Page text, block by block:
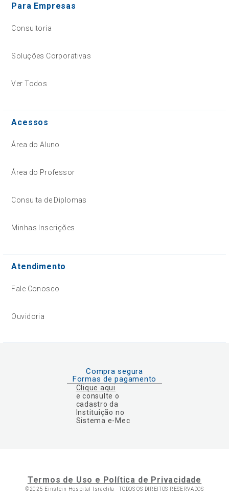
Para Empresas
Consultoria
Soluções Corporativas
Ver Todos
Acessos
Área do Aluno
Área do Professor
Consulta de Diplomas
Minhas Inscrições
Atendimento
Fale Conosco
Ouvidoria
Compra segura
Formas de pagamento
Clique aqui
e consulte o
cadastro da
Instituição no
Sistema e-Mec
Termos de Uso e Política de Privacidade
©2025 Einstein Hospital Israelita -TODOS OS DIREITOS RESERVADOS